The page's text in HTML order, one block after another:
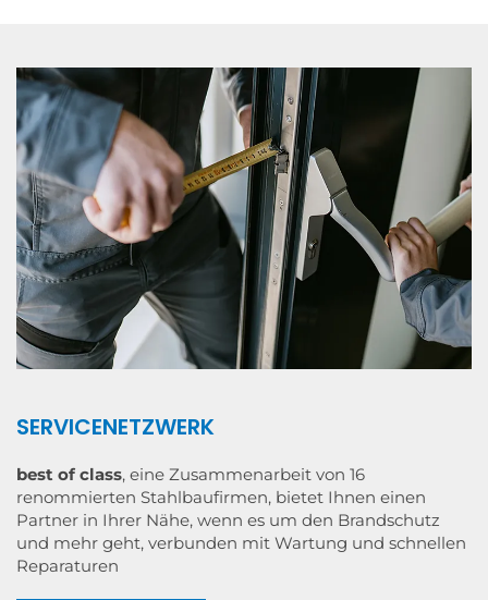
SERVICENETZWERK
best of class, eine Zusammenarbeit von 16
renommierten Stahlbaufirmen, bietet Ihnen einen
Partner in Ihrer Nähe, wenn es um den Brandschutz
und mehr geht, verbunden mit Wartung und schnellen
Reparaturen